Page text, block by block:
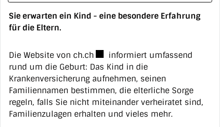
Sie erwarten ein Kind - eine besondere Erfahrung
für die Eltern.
Die Website von ch.ch Externer Link wird in einem
informiert umfassend
rund um die Geburt: Das Kind in die
Krankenversicherung aufnehmen, seinen
Familiennamen bestimmen, die elterliche Sorge
regeln, falls Sie nicht miteinander verheiratet sind,
Familienzulagen erhalten und vieles mehr.